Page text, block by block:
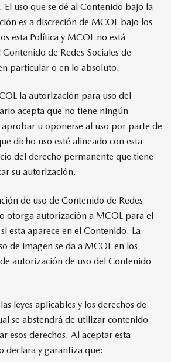
El uso que se dé al Contenido bajo la
es a discreción de MCOL bajo los
esta Política y MCOL no está
de Redes Sociales de
particular o en lo absoluto.
la autorización para uso del
acepta que no tiene ningún
aprobar u oponerse al uso por parte de
dicho uso esté alineado con esta
del derecho permanente que tiene
su autorización.
de uso de Contenido de Redes
otorga autorización a MCOL para el
esta aparece en el Contenido. La
de imagen se da a MCOL en los
autorización de uso del Contenido
leyes aplicables y los derechos de
se abstendrá de utilizar contenido
esos derechos. Al aceptar esta
declara y garantiza que: